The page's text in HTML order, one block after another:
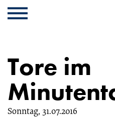
Cookie
Einstellungen
Zum
Inhalt
springen
Cookie
Einstellungen
Kopfbereich
MENU
Tore im
Sonntag, 31.07.2016